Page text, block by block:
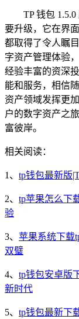
TP 钱包
要升级，它在界
都取得了令人瞩
字资产管理体验
经验丰富的资深
能和服务，相信
资产领域发挥更
户的数字资产之
富彼岸。
相关阅读：
1、 tp钱包最新版
2、 tp苹果怎么下
验
3、 苹果系统下载
双璧
4、 tp钱包安卓版
新时代
5、 tp钱包最新下